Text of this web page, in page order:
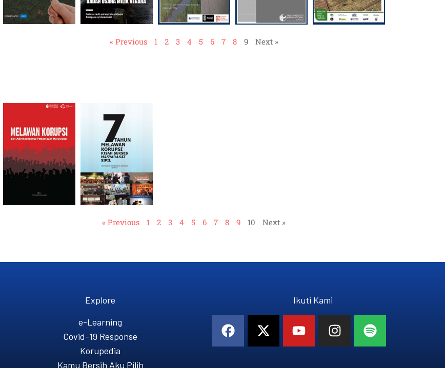
« Previous 1 2 3 4 5 6 7 8 9 Next »
« Previous 1 2 3 4 5 6 7 8 9 10 Next »
Explore
e-Learning
Covid-19 Response
Korupedia
Kamu Bersih Aku Pilih
Ikuti Kami